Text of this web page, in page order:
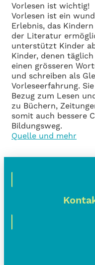
Vorlesen ist wichtig!
Vorlesen ist ein
Erlebnis, das
der Literatur
unterstützt Kinder
Kinder, denen
einen grösseren
und schreiben als
Vorleseerfahrung.
Bezug zum Lesen
zu Büchern,
somit auch bessere
Bildungsweg.
Quelle und mehr